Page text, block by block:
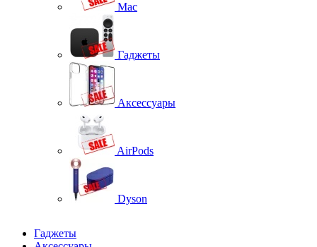
Mac
Гаджеты
Аксессуары
AirPods
Dyson
Гаджеты